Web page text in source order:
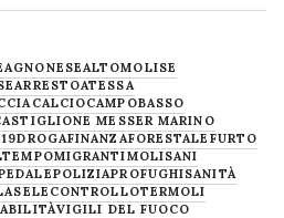
AGNONESEALTOMOLISE
ARRESTOATESSA
CALCIOCAMPOBASSO
MESSER MARINO
DROGAFINANZAFORESTALE FURTO
MIGRANTIMOLISANI
POLIZIAPROFUGHISANITÀ
SELECONTROLLOTERMOLI
VIGILI DEL FUOCO